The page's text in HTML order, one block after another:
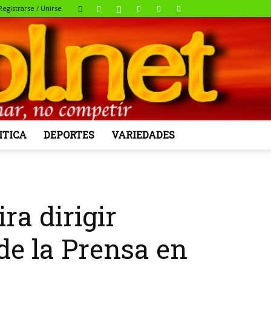
/ Unirse
DEPORTES VARIEDADES
dirigir
la Prensa en